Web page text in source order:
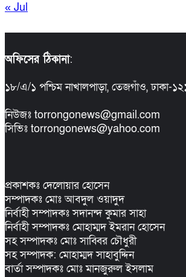
« Jul
অফিসের ঠিকানা:
১৮/এ/১ পশ্চিম নাখালপাড়া, তেজগাঁও, ঢাকা-
নিউজঃ torrongonews@gmail.com
সিভিঃ torrongonews@yahoo.com
প্রকাশকঃ দেলোয়ার হোসেন
সম্পাদকঃ মোঃ আবদুল ওয়াদুদ
নির্বাহী সম্পাদকঃ সদানন্দ কুমার সাহা
নির্বাহী সম্পাদকঃ মোহাম্মদ ইমরান হোসেন
সহ সম্পাদকঃ মোঃ সাব্বির চৌধুরী
সহ সম্পাদক: মোহাম্মদ সাহাবুদ্দিন
বার্তা সম্পাদকঃ মোঃ মানজুরুল ইসলাম